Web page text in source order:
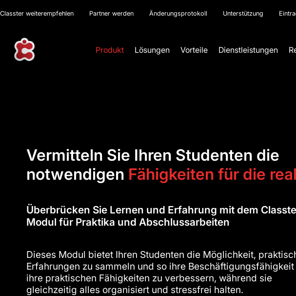
Classter weiterempfehlen Partner werden Änderungsprotokoll Unterstützung
Produkt Lösungen Vorteile Dienstleistungen
Vermitteln Sie Ihren Studenten die
notwendigen Fähigkeiten für die
Überbrücken Sie Lernen und Erfahrung mit dem
Modul für Praktika und Abschlussarbeiten
Dieses Modul bietet Ihren Studenten die Möglichkeit,
Erfahrungen zu sammeln und so ihre Beschäftigungsfähigkeit
ihre praktischen Fähigkeiten zu verbessern, während sie
gleichzeitig alles organisiert und stressfrei halten.